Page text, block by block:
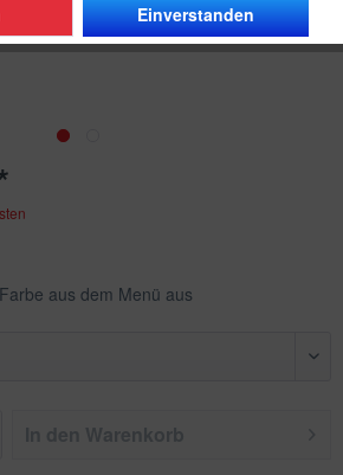
aus dem Menü aus
Einverstanden